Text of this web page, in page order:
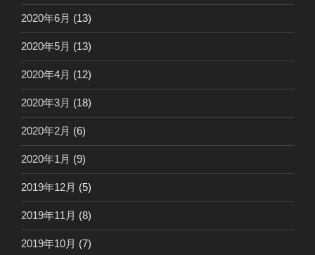
2020年6月 (13)
2020年5月 (13)
2020年4月 (12)
2020年3月 (18)
2020年2月 (6)
2020年1月 (9)
2019年12月 (5)
2019年11月 (8)
2019年10月 (7)